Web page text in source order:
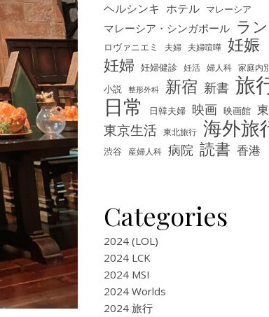
ヘルシンキ ホテル マレーシア
マレーシア・シンガポール ラ
ロヴァニエミ 夫婦 夫婦喧嘩 妊娠
妊婦 妊婦健診 妊活 婦人科 家庭内
小説 整形外科 新宿 新書 旅
日常 日韓夫婦 映画 映画館
東京生活 東北旅行 海外旅
渋谷 産婦人科 病院 読書 香港
Categories
2024 (LOL)
2024 LCK
2024 MSI
2024 Worlds
2024 旅行